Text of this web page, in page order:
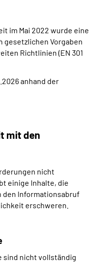
im Mai 2022 wurde eine
gesetzlichen Vorgaben
Richtlinien (EN 301
anhand der
mit den
nicht
einige Inhalte, die
den Informationsabruf
erschweren.
sind nicht vollständig